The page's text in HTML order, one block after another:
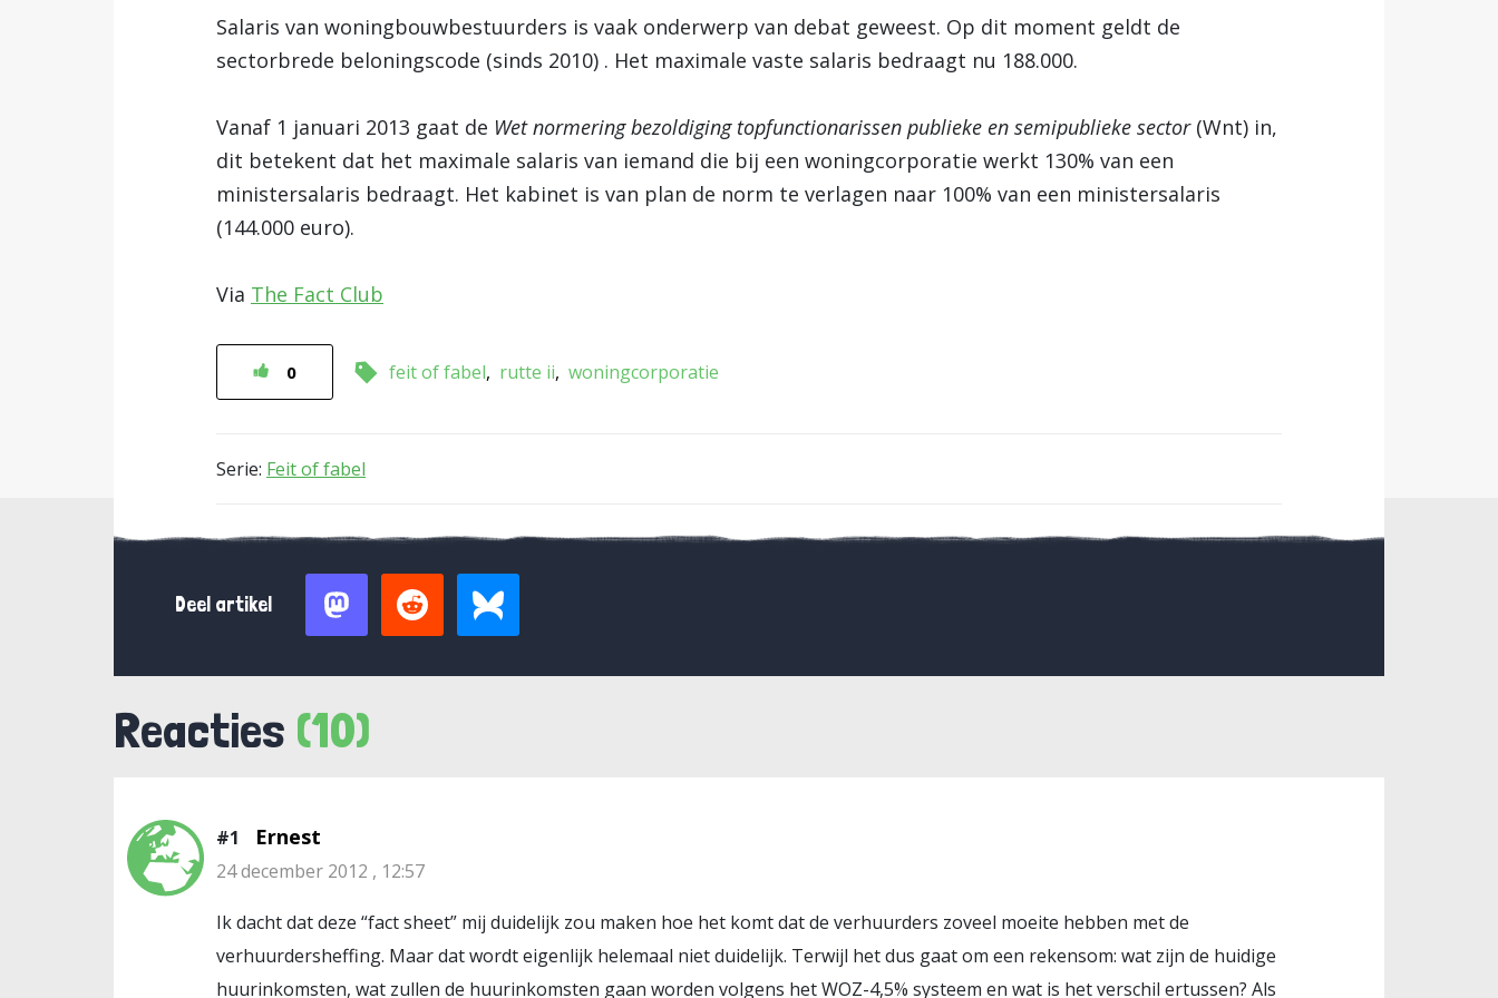
Salaris van woningbouwbestuurders is vaak onderwerp van debat geweest. Op dit moment geldt de
sectorbrede beloningscode (sinds 2010) . Het maximale vaste salaris bedraagt nu 188.000.
Vanaf 1 januari 2013 gaat de Wet normering bezoldiging topfunctionarissen publieke en semipublieke sector(Wnt) in,
dit betekent dat het maximale salaris van iemand die bij een woningcorporatie werkt 130% van een
ministersalaris bedraagt. Het kabinet is van plan de norm te verlagen naar 100% van een ministersalaris
(144.000 euro).
Via The Fact Club
0 feit of fabel rutte ii woningcorporatie
Serie: Feit of fabel
Deel artikel
Reacties (10)
#1 Ernest
24 december 2012 , 12:57
Ik dacht dat deze “fact sheet” mij duidelijk zou maken hoe het komt dat de verhuurders zoveel moeite hebben met de
verhuurdersheffing. Maar dat wordt eigenlijk helemaal niet duidelijk. Terwijl het dus gaat om een rekensom: wat zijn de huidige
huurinkomsten, wat zullen de huurinkomsten gaan worden volgens het WOZ-4,5% systeem en wat is het verschil ertussen? Als